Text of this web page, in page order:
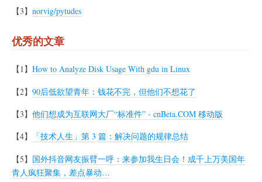
【3】 norvig/pytudes
优秀的文章
【1】 How to Analyze Disk Usage With gdu in Linux
【2】 90后低欲望青年：钱花不完，但他们不想花了
【3】 他们想成为互联网大厂“标准件” - cnBeta.COM 移动版
【4】 「技术人生」第 3 篇：解决问题的规律总结
【5】 国外抖音网友振臂一呼：来参加我生日会！成千上万美国年
青人疯狂聚集，差点暴动…